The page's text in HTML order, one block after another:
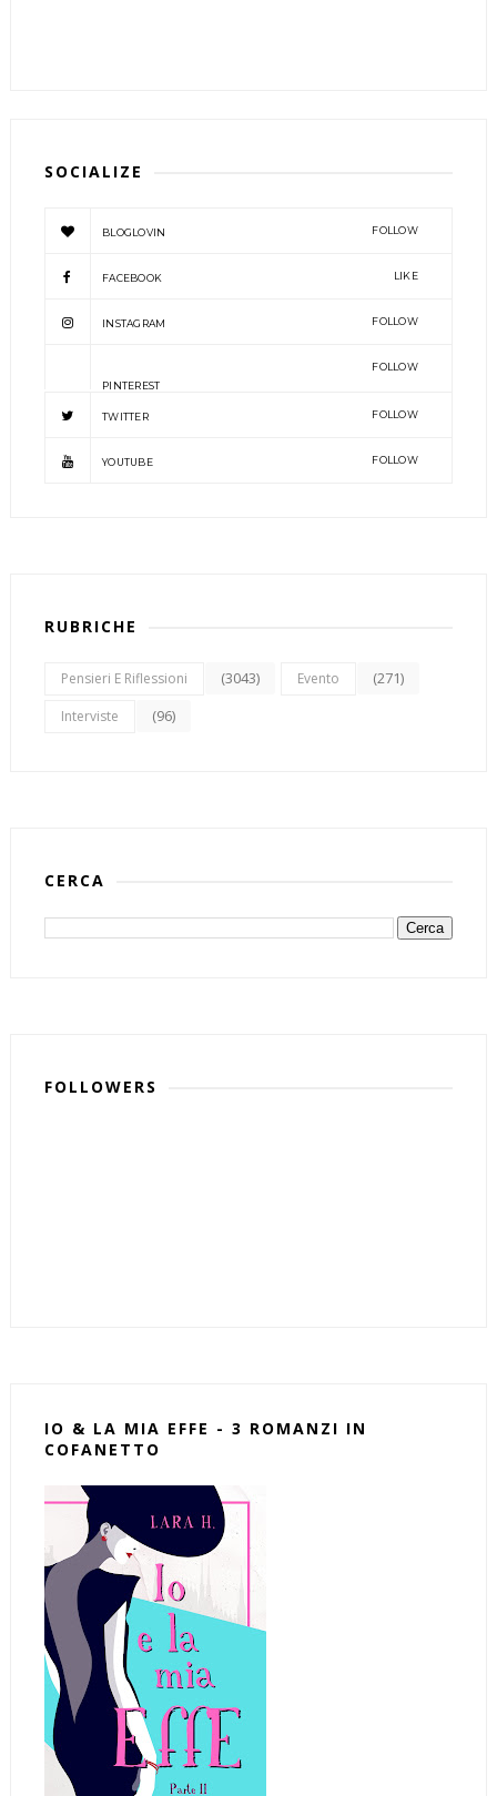
SOCIALIZE
BLOGLOVIN FOLLOW
FACEBOOK LIKE
INSTAGRAM FOLLOW
PINTEREST
FOLLOW
TWITTER FOLLOW
YOUTUBE FOLLOW
RUBRICHE
Pensieri E Riflessioni (3043) Evento (271)
Interviste (96)
CERCA
FOLLOWERS
IO & LA MIA EFFE - 3 ROMANZI IN
COFANETTO